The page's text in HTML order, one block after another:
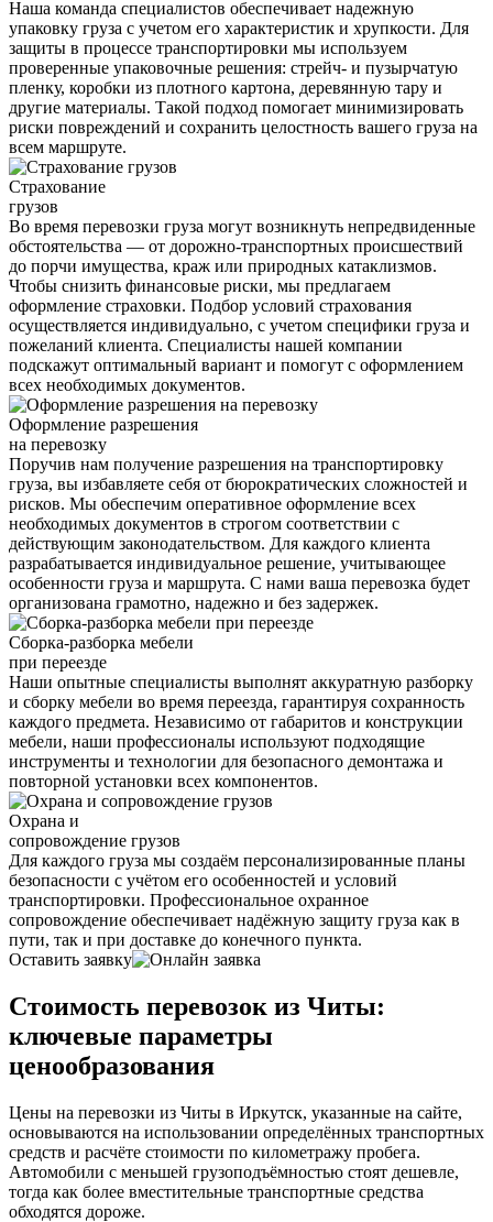
Наша команда специалистов обеспечивает надежную
упаковку груза с учетом его характеристик и хрупкости. Для
защиты в процессе транспортировки мы используем
проверенные упаковочные решения: стрейч- и пузырчатую
пленку, коробки из плотного картона, деревянную тару и
другие материалы. Такой подход помогает минимизировать
риски повреждений и сохранить целостность вашего груза на
всем маршруте.
Страхование
грузов
Во время перевозки груза могут возникнуть непредвиденные
обстоятельства — от дорожно-транспортных происшествий
до порчи имущества, краж или природных катаклизмов.
Чтобы снизить финансовые риски, мы предлагаем
оформление страховки. Подбор условий страхования
осуществляется индивидуально, с учетом специфики груза и
пожеланий клиента. Специалисты нашей компании
подскажут оптимальный вариант и помогут с оформлением
всех необходимых документов.
Оформление разрешения
на перевозку
Поручив нам получение разрешения на транспортировку
груза, вы избавляете себя от бюрократических сложностей и
рисков. Мы обеспечим оперативное оформление всех
необходимых документов в строгом соответствии с
действующим законодательством. Для каждого клиента
разрабатывается индивидуальное решение, учитывающее
особенности груза и маршрута. С нами ваша перевозка будет
организована грамотно, надежно и без задержек.
Сборка-разборка мебели
при переезде
Наши опытные специалисты выполнят аккуратную разборку
и сборку мебели во время переезда, гарантируя сохранность
каждого предмета. Независимо от габаритов и конструкции
мебели, наши профессионалы используют подходящие
инструменты и технологии для безопасного демонтажа и
повторной установки всех компонентов.
Охрана и
сопровождение грузов
Для каждого груза мы создаём персонализированные планы
безопасности с учётом его особенностей и условий
транспортировки. Профессиональное охранное
сопровождение обеспечивает надёжную защиту груза как в
пути, так и при доставке до конечного пункта.
Оставить заявку
Стоимость перевозок из Читы:
ключевые параметры
ценообразования
Цены на перевозки из Читы в Иркутск, указанные на сайте,
основываются на использовании определённых транспортных
средств и расчёте стоимости по километражу пробега.
Автомобили с меньшей грузоподъёмностью стоят дешевле,
тогда как более вместительные транспортные средства
обходятся дороже.